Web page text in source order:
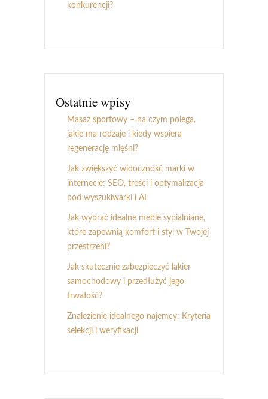
konkurencji?
Ostatnie wpisy
Masaż sportowy – na czym polega,
jakie ma rodzaje i kiedy wspiera
regenerację mięśni?
Jak zwiększyć widoczność marki w
internecie: SEO, treści i optymalizacja
pod wyszukiwarki i AI
Jak wybrać idealne meble sypialniane,
które zapewnią komfort i styl w Twojej
przestrzeni?
Jak skutecznie zabezpieczyć lakier
samochodowy i przedłużyć jego
trwałość?
Znalezienie idealnego najemcy: Kryteria
selekcji i weryfikacji